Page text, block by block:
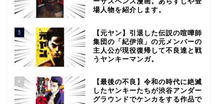
場人物を紹介します。
3
【元ヤン】引退した伝説の喧嘩師
集団の「紀伊浪」の元メンバーの
主人公が現役復帰して不良達と戦
うヤンキーマンガ。
4
【最後の不良】令和の時代に絶滅
したヤンキーたちが渋谷アンダー
グラウンドでケンカをする作品で